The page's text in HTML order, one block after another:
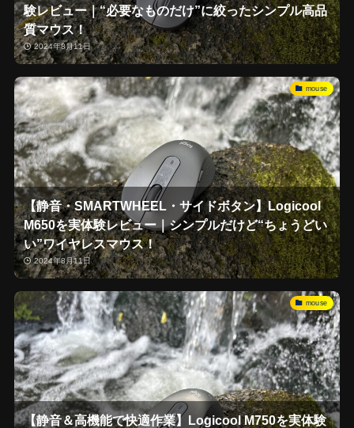
験レビュー｜“必要なものだけ”に絞ったシンプル高品
質マウス！
2024年8月11日
mouse
【静音・SMARTWHEEL・サイドボタン】Logicool
M650を実体験レビュー｜シンプルだけど“ちょうどい
い”ワイヤレスマウス！
2024年8月11日
mouse
【静音＆高機能で快適作業】Logicool M750を実体験